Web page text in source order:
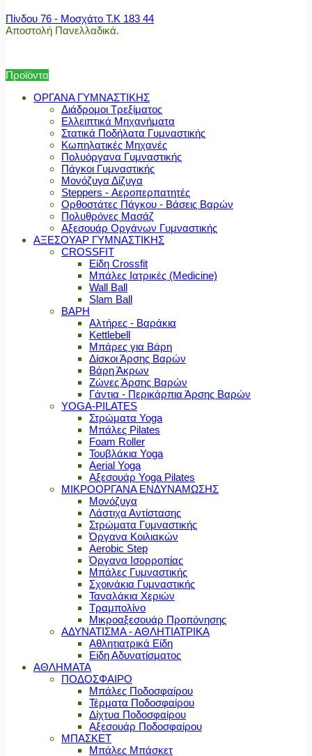
Πίνδου 76 - Μοσχάτο Τ.Κ 183 44
Αποστολή Πανελλαδικά.
Προϊόντα
ΟΡΓΑΝΑ ΓΥΜΝΑΣΤΙΚΗΣ
Διάδρομοι Τρεξίματος
Ελλειπτικά Μηχανήματα
Στατικά Ποδήλατα Γυμναστικής
Κωπηλατικές Μηχανές
Πολυόργανα Γυμναστικής
Πάγκοι Γυμναστικής
Μονόζυγα Δίζυγα
Steppers - Αεροπερπατητές
Ορθοστάτες Πάγκου - Βάσεις Βαρών
Πολυθρόνες Μασάζ
Αξεσουάρ Οργάνων Γυμναστικής
ΑΞΕΣΟΥΑΡ ΓΥΜΝΑΣΤΙΚΗΣ
CROSSFIT
Είδη Crossfit
Μπάλες Ιατρικές (Medicine)
Wall Ball
Slam Ball
ΒΑΡΗ
Αλτήρες - Βαράκια
Kettlebell
Μπάρες για Βάρη
Δίσκοι Άρσης Βαρών
Βάρη Άκρων
Ζώνες Άρσης Βαρών
Γάντια - Περικάρπια Άρσης Βαρών
YOGA-PILATES
Στρώματα Yoga
Μπάλες Pilates
Foam Roller
Τουβλάκια Yoga
Aerial Yoga
Αξεσουάρ Yoga Pilates
ΜΙΚΡΟΟΡΓΑΝΑ ΕΝΔΥΝΑΜΩΣΗΣ
Μονόζυγα
Λάστιχα Αντίστασης
Στρώματα Γυμναστικής
Όργανα Κοιλιακών
Aerobic Step
Όργανα Ισορροπίας
Μπάλες Γυμναστικής
Σχοινάκια Γυμναστικής
Ταναλάκια Χεριών
Τραμπολίνο
Μικροαξεσουάρ Προπόνησης
ΑΔΥΝΑΤΙΣΜΑ - ΑΘΛΗΤΙΑΤΡΙΚΑ
Αθλητιατρικά Είδη
Είδη Αδυνατίσματος
ΑΘΛΗΜΑΤΑ
ΠΟΔΟΣΦΑΙΡΟ
Μπάλες Ποδοσφαίρου
Τέρματα Ποδοσφαίρου
Δίχτυα Ποδοσφαίρου
Αξεσουάρ Ποδοσφαίρου
ΜΠΑΣΚΕΤ
Μπάλες Μπάσκετ